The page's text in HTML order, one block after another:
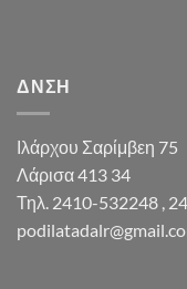
ΔΝΣΗ
Ιλάρχου Σαρίμβεη 75
Λάρισα 413 34
Τηλ. 2410-532248 ,